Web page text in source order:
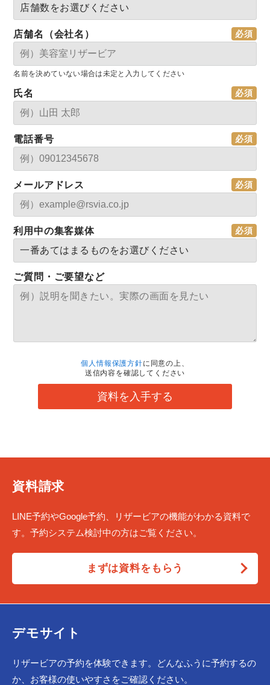
店舗名（会社名）
名前を決めていない場合は未定と入力してください
氏名
電話番号
メールアドレス
利用中の集客媒体
ご質問・ご要望など
個人情報保護方針に同意の上、
送信内容を確認してください
資料を入手する
資料請求
LINE予約やGoogle予約、リザービアの機能がわかる資料で
す。予約システム検討中の方はご覧ください。
まずは資料をもらう
デモサイト
リザービアの予約を体験できます。どんなふうに予約するの
か、お客様の使いやすさをご確認ください。